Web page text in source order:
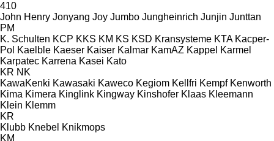
410
John Henry Jonyang Joy Jumbo Jungheinrich Junjin Junttan
PM
K. Schulten KCP KKS KM KS KSD Kransysteme KTA Kacper-
Pol Kaelble Kaeser Kaiser Kalmar KamAZ Kappel Karmel
Karpatec Karrena Kasei Kato
KR NK
KawaKenki Kawasaki Kaweco Kegiom Kellfri Kempf Kenworth
Kima Kimera Kinglink Kingway Kinshofer Klaas Kleemann
Klein Klemm
KR
Klubb Knebel Knikmops
KM